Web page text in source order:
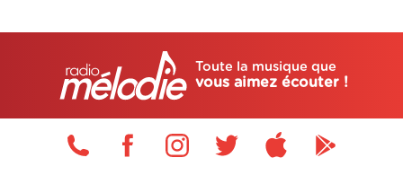
Toute la musique que
vous aimez écouter !